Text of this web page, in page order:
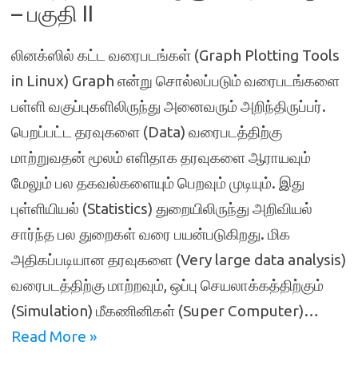
– பகுதி II
லினக்ஸில் கட்ட வரைபடங்கள் (Graph Plotting Tools
in Linux) Graph என்று சொல்லப்படும் வரைபடங்களை
பள்ளி வகுப்புகளிலிருந்து அனைவரும் அறிந்திருப்பர்.
பெறப்பட்ட தரவுகளை (Data) வரைபடத்திற்கு
மாற்றுவதன் மூலம் எளிதாக தரவுகளை ஆராயவும்
மேலும் பல தகவல்களையும் பெறவும் முடியும். இது
புள்ளியியல் (Statistics) துறையிலிருந்து அறிவியல்
சார்ந்த பல துறைகள் வரை பயன்படுகிறது. மிக
அதிகப்படியான தரவுகளை (Very large data analysis)
வரைபடத்திற்கு மாற்றவும், ஒப்பு செயலாக்கத்திற்கும்
(Simulation) மீகணினிகள் (Super Computer)…
Read More »